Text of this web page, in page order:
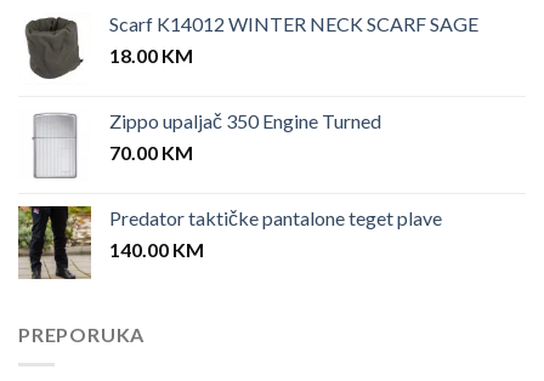
Scarf K14012 WINTER NECK SCARF SAGE
18.00 KM
Zippo upaljač 350 Engine Turned
70.00 KM
Predator taktičke pantalone teget plave
140.00 KM
PREPORUKA